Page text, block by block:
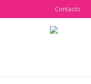
Contacto